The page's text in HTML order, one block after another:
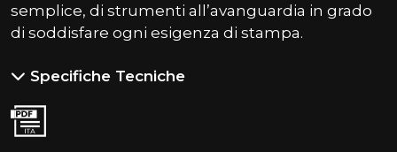
semplice, di strumenti all’avanguardia in grado
di soddisfare ogni esigenza di stampa.
Specifiche Tecniche